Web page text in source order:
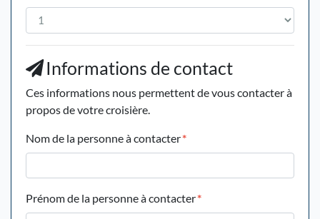
Informations de contact
Ces informations nous permettent de vous contacter à
propos de votre croisière.
Nom de la personne à contacter*
Prénom de la personne à contacter*